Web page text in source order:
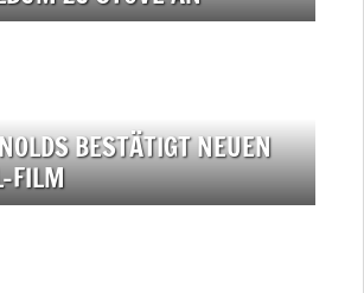
BESTÄTIGT NEUEN
FILM